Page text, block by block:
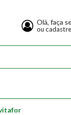
Olá, faça
ou
vitafor